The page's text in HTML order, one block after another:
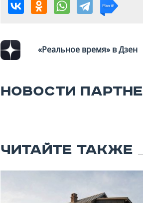
«Реальное время» в Дзен
НОВОСТИ
ЧИТАЙТЕ ТАКЖЕ